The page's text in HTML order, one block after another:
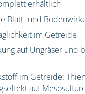
erhältlich
Blatt- und
im Getreide
auf Ungräser und
im Getreide:
auf